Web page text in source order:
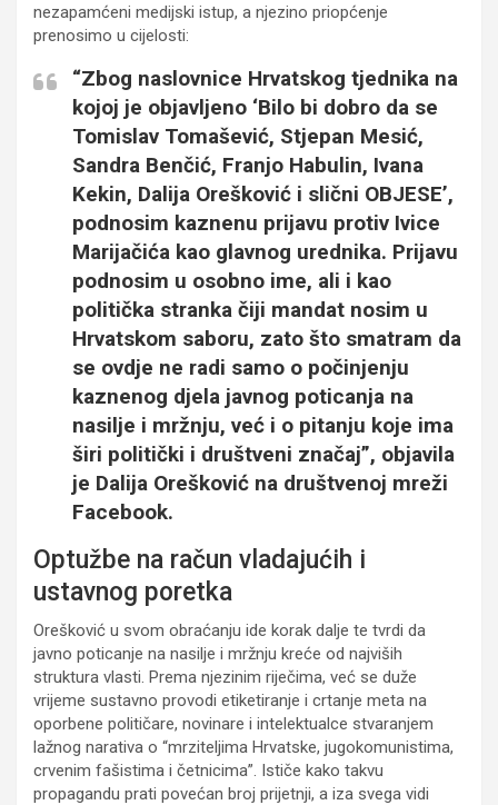
nezapamćeni medijski istup, a njezino priopćenje
prenosimo u cijelosti:
“Zbog naslovnice Hrvatskog tjednika na
kojoj je objavljeno ‘Bilo bi dobro da se
Tomislav Tomašević, Stjepan Mesić,
Sandra Benčić, Franjo Habulin, Ivana
Kekin, Dalija Orešković i slični OBJESE’,
podnosim kaznenu prijavu protiv Ivice
Marijačića kao glavnog urednika. Prijavu
podnosim u osobno ime, ali i kao
politička stranka čiji mandat nosim u
Hrvatskom saboru, zato što smatram da
se ovdje ne radi samo o počinjenju
kaznenog djela javnog poticanja na
nasilje i mržnju, već i o pitanju koje ima
širi politički i društveni značaj”, objavila
je Dalija Orešković na društvenoj mreži
Facebook.
Optužbe na račun vladajućih i
ustavnog poretka
Orešković u svom obraćanju ide korak dalje te tvrdi da
javno poticanje na nasilje i mržnju kreće od najviših
struktura vlasti. Prema njezinim riječima, već se duže
vrijeme sustavno provodi etiketiranje i crtanje meta na
oporbene političare, novinare i intelektualce stvaranjem
lažnog narativa o “mrziteljima Hrvatske, jugokomunistima,
crvenim fašistima i četnicima”. Ističe kako takvu
propagandu prati povećan broj prijetnji, a iza svega vidi